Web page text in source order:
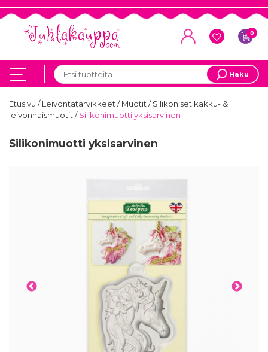
0
Haku
Etusivu /Leivontatarvikkeet/Muotit/Silikoniset kakku- &
leivonnaismuotit/Silikonimuotti yksisarvinen
Silikonimuotti yksisarvinen